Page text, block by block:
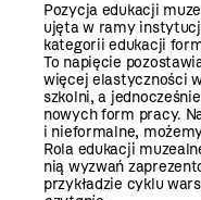
Pozycja edukacji
ujęta w ramy
kategorii edukacji
To napięcie
więcej elastyczności
szkolni, a
nowych form pracy.
i nieformalne,
Rola edukacji
nią wyzwań
przykładzie cyklu